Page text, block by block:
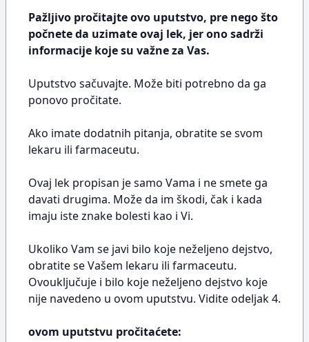
Pažljivo pročitajte ovo uputstvo, pre nego što
počnete da uzimate ovaj lek, jer ono sadrži
informacije koje su važne za Vas.
Uputstvo sačuvajte. Može biti potrebno da ga
ponovo pročitate.
Ako imate dodatnih pitanja, obratite se svom
lekaru ili farmaceutu.
Ovaj lek propisan je samo Vama i ne smete ga
davati drugima. Može da im škodi, čak i kada
imaju iste znake bolesti kao i Vi.
Ukoliko Vam se javi bilo koje neželjeno dejstvo,
obratite se Vašem lekaru ili farmaceutu.
Ovouključuje i bilo koje neželjeno dejstvo koje
nije navedeno u ovom uputstvu. Vidite odeljak 4.
ovom uputstvu pročitaćete: